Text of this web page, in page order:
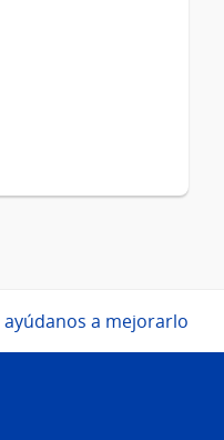
ayúdanos a mejorarlo